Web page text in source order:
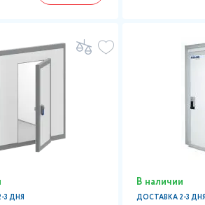
3 ДНЯ
В наличии
ДОСТАВКА 2-3 ДНЯ